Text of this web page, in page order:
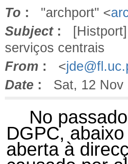
To : "archport" <
Subject: [Histport]
serviços centrais
From : <
Date : Sat, 12 Nov
No
DGPC,
aberta à